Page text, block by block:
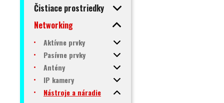
Čistiace prostriedky
Networking
Aktívne prvky
Pasívne prvky
Antény
IP kamery
Nástroje a náradie